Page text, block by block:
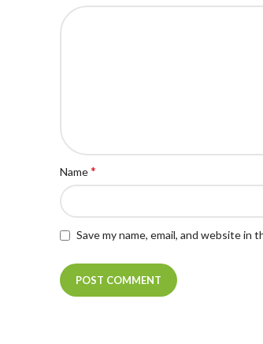
Name*
Save my name, email, and website